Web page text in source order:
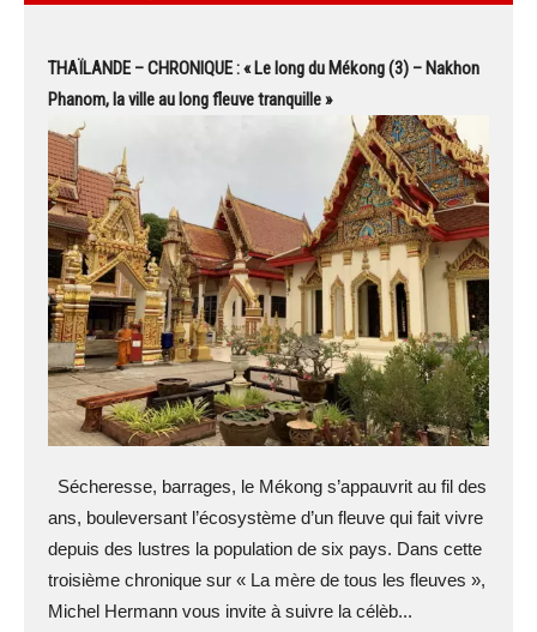
THAÏLANDE – CHRONIQUE : « Le long du Mékong (3) – Nakhon
Phanom, la ville au long fleuve tranquille »
Sécheresse, barrages, le Mékong s’appauvrit au fil des
ans, bouleversant l’écosystème d’un fleuve qui fait vivre
depuis des lustres la population de six pays. Dans cette
troisième chronique sur « La mère de tous les fleuves »,
Michel Hermann vous invite à suivre la célèb...